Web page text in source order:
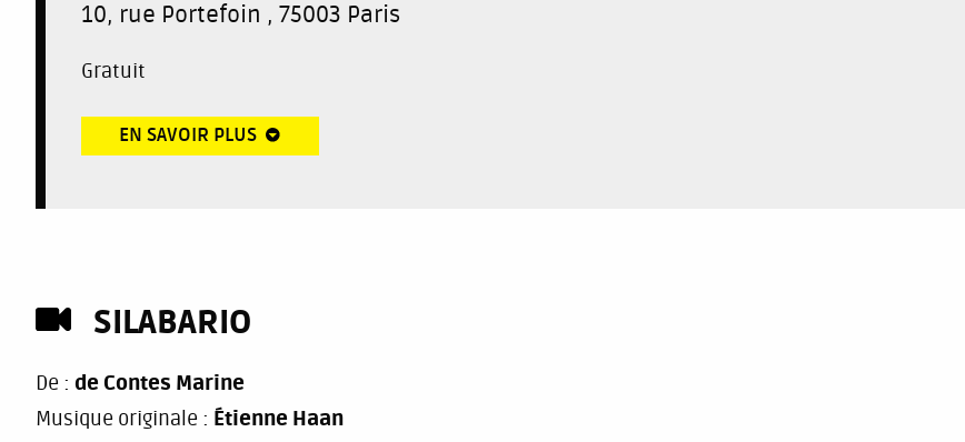
10, rue Portefoin , 75003 Paris
Gratuit
EN SAVOIR PLUS
SILABARIO
De : de Contes Marine
Musique originale : Étienne Haan